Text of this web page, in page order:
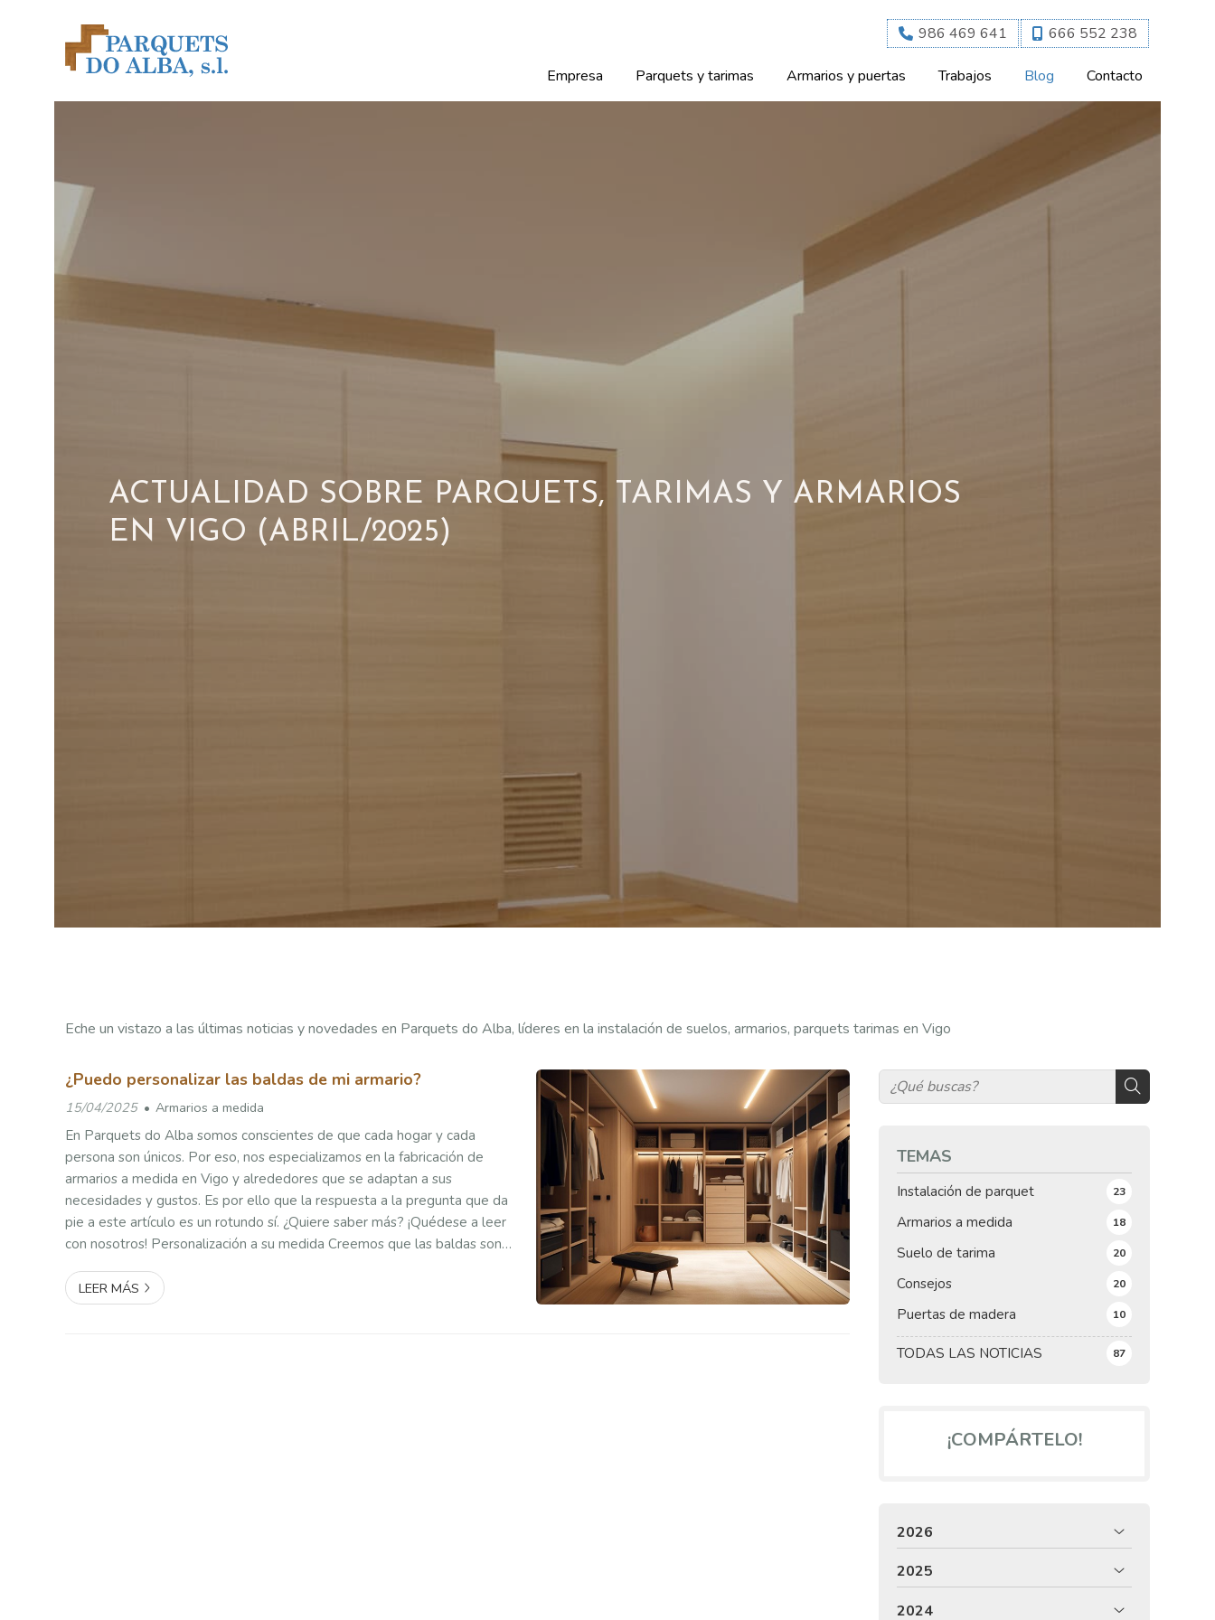
986 469 641 666 552 238
Empresa Parquets y tarimas Armarios y puertas Trabajos Blog Contacto
ACTUALIDAD SOBRE PARQUETS, TARIMAS Y ARMARIOS
EN VIGO (ABRIL/2025)
Eche un vistazo a las últimas noticias y novedades en Parquets do Alba, líderes en la instalación de suelos, armarios, parquets tarimas en Vigo
TEMAS
TODAS LAS NOTICIAS 87
Instalación de parquet 23
Armarios a medida 18
Suelo de tarima 20
Consejos 20
Puertas de madera 10
¿Puedo personalizar las baldas de mi armario?
15/04/2025
Armarios a medida
En Parquets do Alba somos conscientes de que cada hogar y cada
persona son únicos. Por eso, nos especializamos en la fabricación de
armarios a medida en Vigo y alrededores que se adaptan a sus
necesidades y gustos. Es por ello que la respuesta a la pregunta que da
pie a este artículo es un rotundo sí. ¿Quiere saber más? ¡Quédese a leer
con nosotros! Personalización a su medida Creemos que las baldas son
en cualquier armario....
LEER MÁS
¡COMPÁRTELO!
2026
2025
2024